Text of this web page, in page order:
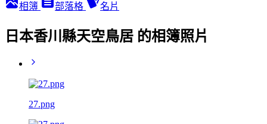
相簿 部落格 名片
日本香川縣天空鳥居 的相簿照片
27.png